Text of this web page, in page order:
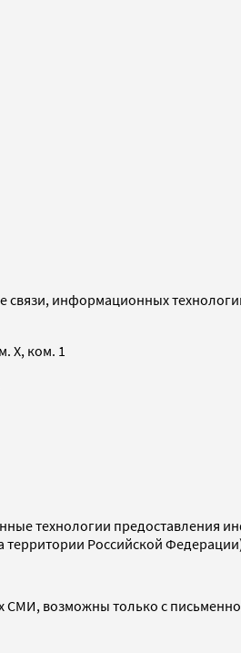
связи, информационных
X, ком. 1
технологии предоставления
территории Российской
возможны только с